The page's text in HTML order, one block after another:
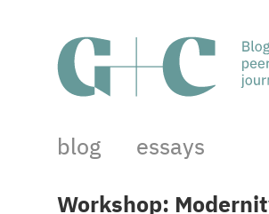
blog
essays
Workshop: